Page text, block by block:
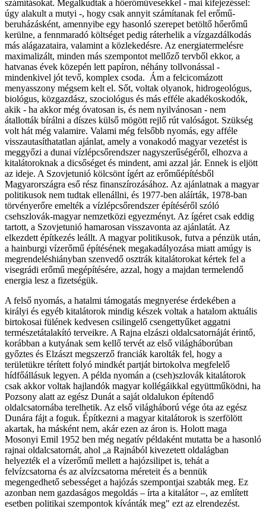
számításokat. Megalkudtak a hőerőművesekkel - mai kifejezéssel:
úgy alakult a mutyi -, hogy csak annyit számítanak fel erőmű-
beruházásként, amennyibe egy hasonló szerepet betöltő hőerőmű
kerülne, a fennmaradó költséget pedig ráterhelik a vízgazdálkodás
más alágazataira, valamint a közlekedésre. Az energiatermelésre
maximalizált, minden más szempontot mellőző tervből ekkor, a
hatvanas évek közepén lett papíron, néhány tollvonással -
mindenkivel jót tevő, komplex csoda. Ám a felcicomázott
menyasszony mégsem kelt el. Sőt, voltak olyanok, hidrogeológus,
biológus, közgazdász, szociológus és más efféle akadékoskodók,
akik - ha akkor még óvatosan is, és nem nyilvánosan - nem
átallották bírálni a díszes külső mögött rejlő rút valóságot. Szükség
volt hát még valamire. Valami még felsőbb nyomás, egy afféle
visszautasíthatatlan ajánlat, amely a vonakodó magyar vezetést is
meggyőzi a dunai vízlépcsőrendszer nagyszerűségéről, elhozva a
kitalátoroknak a dicsőséget és mindent, ami azzal jár. Ennek is eljött
az ideje. A Szovjetunió kölcsönt ígért az erőműépítésből
Magyarországra eső rész finanszírozásához. Az ajánlatnak a magyar
politikusok nem tudtak ellenállni, és 1977-ben aláírták, 1978-ban
törvényerőre emelték a vízlépcsőrendszer építéséről szóló
csehszlovák-magyar nemzetközi egyezményt. Az ígéret csak eddig
tartott, a Szovjetunió hamarosan visszavonta az ajánlatát. Az
elkezdett építkezés leállt. A magyar politikusok, futva a pénzük után,
a hainburgi vízerőmű építésének megakadályozása miatt amúgy is
megrendeléshiányban szenvedő osztrák kitalátorokat kértek fel a
visegrádi erőmű megépítésére, azzal, hogy a majdan termelendő
energia lesz a fizetségük.
A felső nyomás, a hatalmi támogatás megnyerése érdekében a
királyi és egyéb kitalátorok mindig készek voltak a hatalom aktuális
birtokosai fülének kedvesen csilingelő csengettyűket aggatni
természetátalakító terveikre. A Rajna elzászi oldalcsatornáját érintő,
korábban a kutyának sem kellő tervét az első világháborúban
győztes és Elzászt megszerző franciák karolták fel, hogy a
területükre térített folyó mindkét partját birtokolva megfelelő
hídfőállásuk legyen. A példa nyomán a (cseh)szlovák kitalátorok
csak akkor voltak hajlandók magyar kollégáikkal együttműködni, ha
Pozsony alatt az egész Dunát a saját oldalukon építendő
oldalcsatornába terelhetik. Az első világháború vége óta az egész
Dunára fájt a foguk. Építkezni a magyar kitalátorok is szerfölött
akartak, ha másként nem, akár ezen az áron is. Holott maga
Mosonyi Emil 1952 ben még negatív példaként mutatta be a hasonló
rajnai oldalcsatornát, ahol „a Rajnából kivezetett oldalágban
helyezték el a vízerőmű mellett a hajózsilipet is, tehát a
felvízcsatorna és az alvízcsatorna méreteit és a bennük
megengedhető sebességet a hajózás szempontjai szabták meg. Ez
azonban nem gazdaságos megoldás – írta a kitalátor –, az említett
esetben politikai szempontok kívánták meg" ezt az elrendezést.